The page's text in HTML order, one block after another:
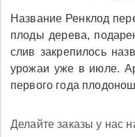
Название Ренклод
плоды дерева,
слив закрепилось
урожаи уже в июле.
первого года
Делайте заказы у нас